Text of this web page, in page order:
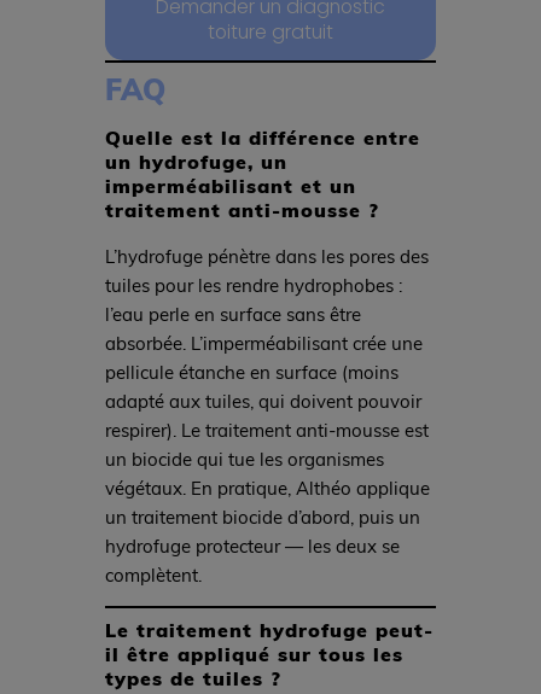
Demander un diagnostic
toiture gratuit
FAQ
Quelle est la différence entre
un hydrofuge, un
imperméabilisant et un
traitement anti-mousse ?
L’hydrofuge pénètre dans les pores des
tuiles pour les rendre hydrophobes :
l’eau perle en surface sans être
absorbée. L’imperméabilisant crée une
pellicule étanche en surface (moins
adapté aux tuiles, qui doivent pouvoir
respirer). Le traitement anti-mousse est
un biocide qui tue les organismes
végétaux. En pratique, Althéo applique
un traitement biocide d’abord, puis un
hydrofuge protecteur — les deux se
complètent.
Le traitement hydrofuge peut-
il être appliqué sur tous les
types de tuiles ?